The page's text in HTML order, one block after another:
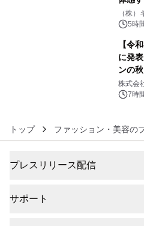
界。
スペ
（株
5時
【令
に発
ンの
秋田
るパ
株式会
7時
トップ ファッション・美容の
プレスリリース配信
サポート